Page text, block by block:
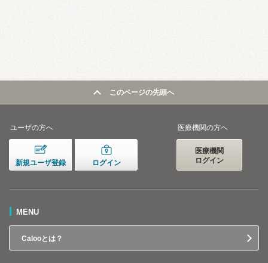
このページの先頭へ
ユーザの方へ
新規ユーザ登録 ログイン
医療機関の方へ
医療機関
ログイン
MENU
Calooとは？